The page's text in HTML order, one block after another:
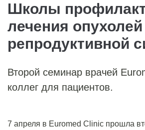
Школы
лечения
репродуктивной
Второй семинар врачей
коллег для пациентов.
7 апреля в Euromed Clinic прошла